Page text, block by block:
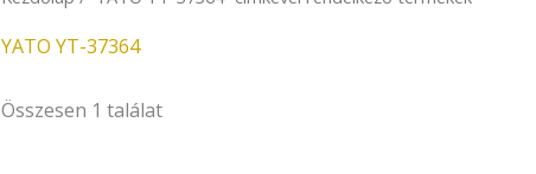
YATO YT-37364
Összesen 1 találat